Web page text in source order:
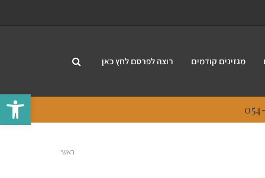
פתח
מגזינים קודמים רוצה לפרסם לחץ כאן
ראשי